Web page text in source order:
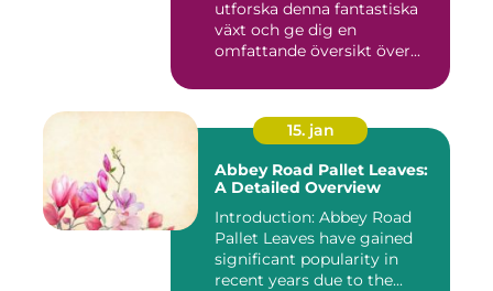
utforska denna fantastiska
växt och ge dig en
omfattande översikt över...
15. jan
Abbey Road Pallet Leaves:
A Detailed Overview
Introduction: Abbey Road
Pallet Leaves have gained
significant popularity in
recent years due to the...